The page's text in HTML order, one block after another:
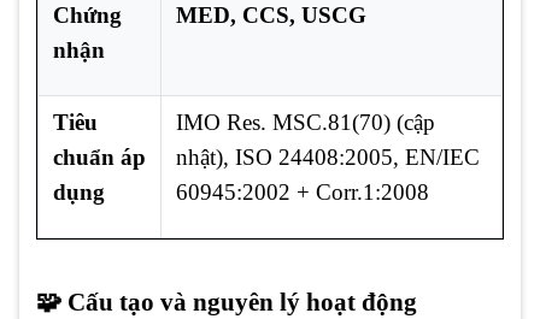
Chứng
nhận
MED, CCS, USCG
Tiêu
chuẩn áp
dụng
IMO Res. MSC.81(70) (cập
nhật), ISO 24408:2005, EN/IEC
60945:2002 + Corr.1:2008
🧩 Cấu tạo và nguyên lý hoạt động